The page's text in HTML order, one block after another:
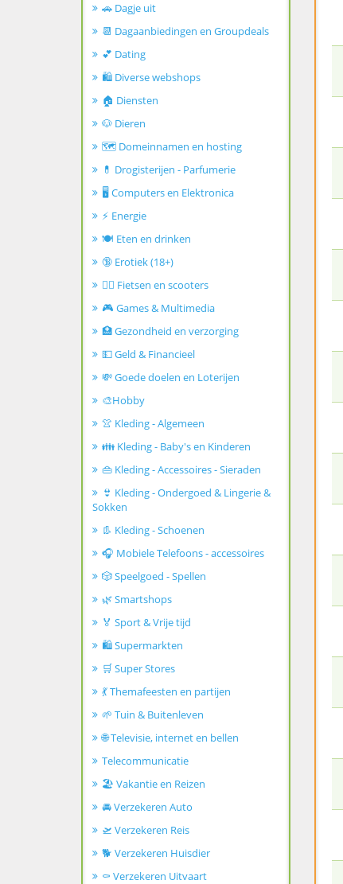
🚗 Dagje uit
📆 Dagaanbiedingen en Groupdeals
💕 Dating
🛍️ Diverse webshops
🏠 Diensten
🐶 Dieren
🗺️ Domeinnamen en hosting
💊 Drogisterijen - Parfumerie
🖥️ Computers en Elektronica
⚡ Energie
🍽️ Eten en drinken
🔞 Erotiek (18+)
🚴‍♂️ Fietsen en scooters
🎮 Games & Multimedia
🏥 Gezondheid en verzorging
💵 Geld & Financieel
💸 Goede doelen en Loterijen
🎨Hobby
👚 Kleding - Algemeen
👪 Kleding - Baby's en Kinderen
👜 Kleding - Accessoires - Sieraden
👙 Kleding - Ondergoed & Lingerie &
Sokken
👢 Kleding - Schoenen
🎧 Mobiele Telefoons - accessoires
🎲 Speelgoed - Spellen
🌿 Smartshops
🏅 Sport & Vrije tijd
🛍️ Supermarkten
🛒 Super Stores
💃 Themafeesten en partijen
🌱 Tuin & Buitenleven
🌐 Televisie, internet en bellen
Telecommunicatie
🏖️ Vakantie en Reizen
🚘 Verzekeren Auto
🛫 Verzekeren Reis
🐕 Verzekeren Huisdier
⚰️ Verzekeren Uitvaart